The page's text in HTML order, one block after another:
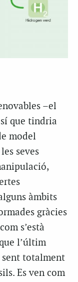
–el
que tindria
model
seves
àmbits
gràcies
s’està
l’últim
sent totalment
Es ven com